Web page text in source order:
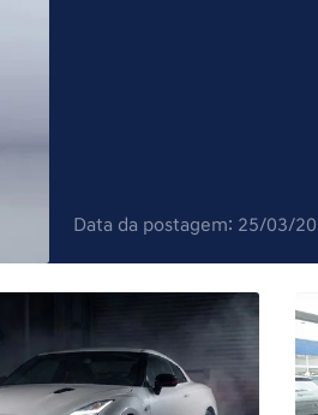
Data da postagem: 25/03/